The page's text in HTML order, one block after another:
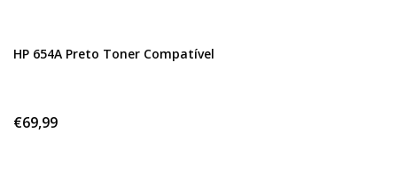
HP 654A Preto Toner Compatível
€69,99